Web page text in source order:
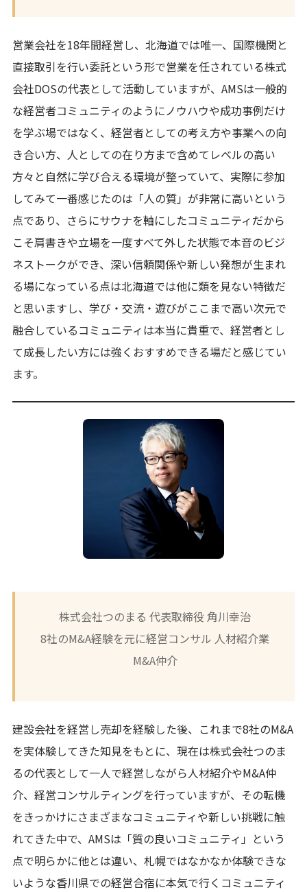
営業会社を18年間経営し、北海道では唯一、国際機関と
直接取引を行い委託という形で営業を任されている株式
会社DOSの代表として活動していますが、AMSは一般的
な経営者コミュニティのようにノウハウや成功事例だけ
を学ぶ場ではなく、経営者としての考え方や事業への向
き合い方、人としての在り方まで含めてレベルの高い
方々と自然に学び合える環境が整っていて、実際に参加
してみて一番感じたのは「人の質」が非常に高いという
点であり、さらにサウナを軸にしたコミュニティだから
こそ肩書きや立場を一度すべて外した状態で本音のビジ
ネストークができ、深い信頼関係や新しい発想が生まれ
る場になっている点は北海道では他に類を見ない特徴だ
と思いますし、学び・交流・遊びがここまで高い次元で
融合しているコミュニティは本当に貴重で、経営者とし
て成長したい方には強くおすすめできる場だと感じてい
ます。
株式会社つのまる 代表取締役 角川幸治
8社のM&A経験を元に経営コンサル 人材紹介業
M&A仲介
建設会社を経営し売却を経験した後、これまで8社のM&A
を実体験してきた知見をもとに、現在は株式会社つのま
るの代表として一人で経営しながら人材紹介やM&A仲
介、経営コンサルティングを行っていますが、その転機
をきっかけにさまざまなコミュニティや新しい挑戦に触
れてきた中で、AMSは「質の良いコミュニティ」という
点で明らかに他とは違い、札幌ではなかなか体験できな
いような香川県での経営合宿に本気で行くコミュニティ